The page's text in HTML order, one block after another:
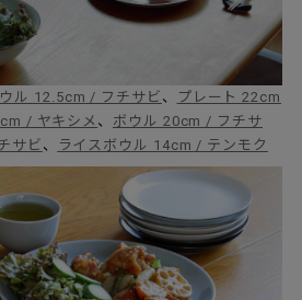
ル 12.5cm / フチサビ 、
プレート 22cm
/ ヤキシメ 、 ボウル 20cm / フチサ
サビ 、 ライスボウル 14cm / テンモク